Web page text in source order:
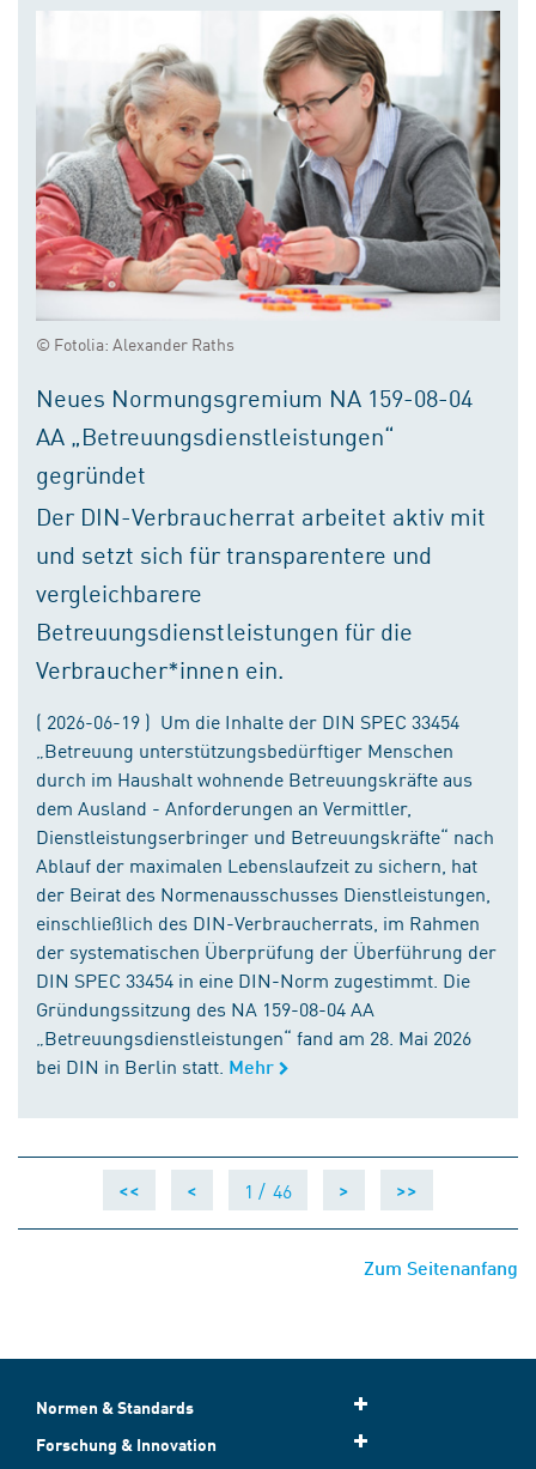
© Fotolia: Alexander Raths
Neues Normungsgremium NA 159-08-04
AA „Betreuungsdienstleistungen“
gegründet
Der DIN-Verbraucherrat arbeitet aktiv mit
und setzt sich für transparentere und
vergleichbarere
Betreuungsdienstleistungen für die
Verbraucher*innen ein.
( 2026-06-19 ) Um die Inhalte der DIN SPEC 33454
„Betreuung unterstützungsbedürftiger Menschen
durch im Haushalt wohnende Betreuungskräfte aus
dem Ausland - Anforderungen an Vermittler,
Dienstleistungserbringer und Betreuungskräfte“ nach
Ablauf der maximalen Lebenslaufzeit zu sichern, hat
der Beirat des Normenausschusses Dienstleistungen,
einschließlich des DIN-Verbraucherrats, im Rahmen
der systematischen Überprüfung der Überführung der
DIN SPEC 33454 in eine DIN-Norm zugestimmt. Die
Gründungssitzung des NA 159-08-04 AA
„Betreuungsdienstleistungen“ fand am 28. Mai 2026
bei DIN in Berlin statt. Mehr
<< < 1 / 46 > >>
Zum Seitenanfang
Normen & Standards
Forschung & Innovation